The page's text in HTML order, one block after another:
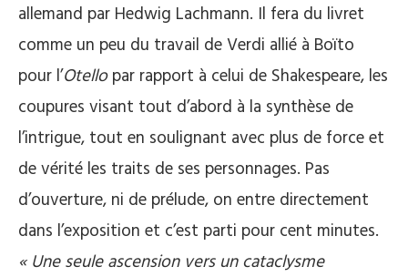
allemand par Hedwig Lachmann. Il fera du livret
comme un peu du travail de Verdi allié à Boïto
pour l’Otellopar rapport à celui de Shakespeare, les
coupures visant tout d’abord à la synthèse de
l’intrigue, tout en soulignant avec plus de force et
de vérité les traits de ses personnages. Pas
d’ouverture, ni de prélude, on entre directement
dans l’exposition et c’est parti pour cent minutes.
« Une seule ascension vers un cataclysme